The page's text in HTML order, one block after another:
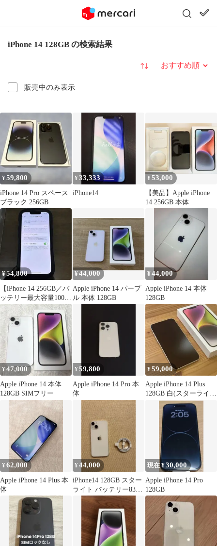
iPhone 14 128GB の検索結果
販売中のみ表示
並び替え
¥59,800
iPhone 14 Pro スペース
ブラック 256GB
¥33,333
iPhone14
¥53,000
【美品】Apple iPhone
14 256GB 本体
¥54,800
【iPhone 14 256GB／バ
ッテリー最大容量100%
／iFaceケース】
¥44,000
Apple iPhone 14 パープ
ル 本体 128GB
¥44,000
Apple iPhone 14 本体
128GB
¥47,000
Apple iPhone 14 本体
128GB SIMフリー
¥59,800
Apple iPhone 14 Pro 本
体
¥59,000
Apple iPhone 14 Plus
128GB 白(スターライ
ト) 箱付き
¥62,000
Apple iPhone 14 Plus 本
体
¥44,000
iPhone14 128GB スター
ライト バッテリー83%
充電ケーブル付き
現在 ¥30,000
Apple iPhone 14 Pro
128GB